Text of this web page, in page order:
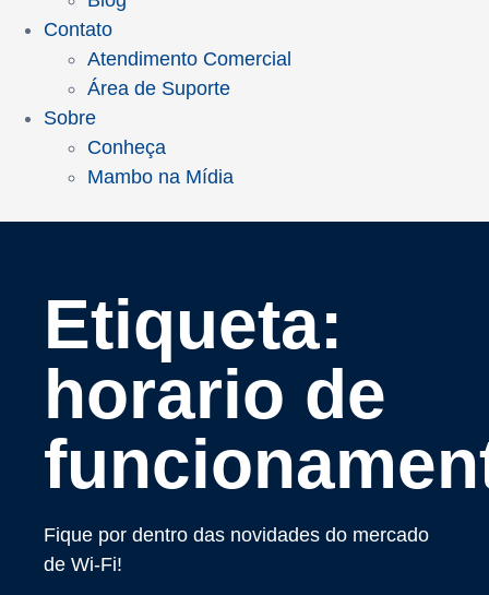
Contato
Atendimento Comercial
Área de Suporte
Sobre
Conheça
Mambo na Mídia
Etiqueta:
horario de
Fique por dentro das novidades do mercado
de Wi-Fi!